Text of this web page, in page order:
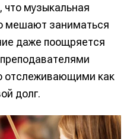
музыкальная
мешают заниматься
даже поощряется
отслеживающими как
долг.